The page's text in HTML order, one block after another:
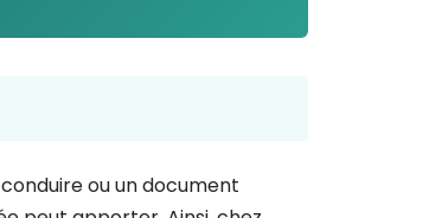
ou un document